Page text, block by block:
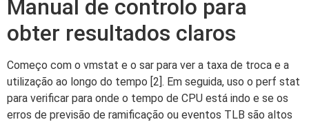
Manual de controlo para
obter resultados claros
Começo com o vmstat e o sar para ver a taxa de troca e a
utilização ao longo do tempo [2]. Em seguida, uso o perf stat
para verificar para onde o tempo de CPU está indo e se os
erros de previsão de ramificação ou eventos TLB são altos